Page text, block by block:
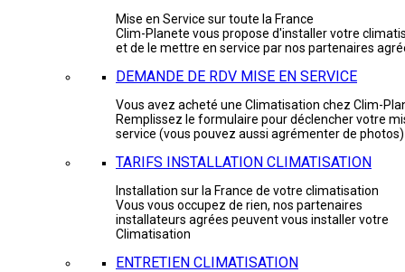
Mise en Service sur toute la France
Clim-Planete vous propose d'installer votre
et de le mettre en service par nos partenaires
DEMANDE DE RDV MISE EN SERVICE
Vous avez acheté une Climatisation chez Clim-
Remplissez le formulaire pour déclencher votre
service (vous pouvez aussi agrémenter de photos)
TARIFS INSTALLATION CLIMATISATION
Installation sur la France de votre climatisation
Vous vous occupez de rien, nos partenaires
installateurs agrées peuvent vous installer votre
Climatisation
ENTRETIEN CLIMATISATION